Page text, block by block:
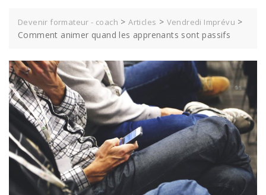
Devenir formateur - coach >Articles > Vendredi Imprévu >
Comment animer quand les apprenants sont passifs